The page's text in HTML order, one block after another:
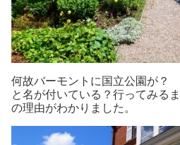
何故バーモントに国立公園が
と名が付いている？行ってみる
の理由がわかりました。